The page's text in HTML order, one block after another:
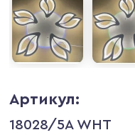
Артикул:
18028/5A WHT